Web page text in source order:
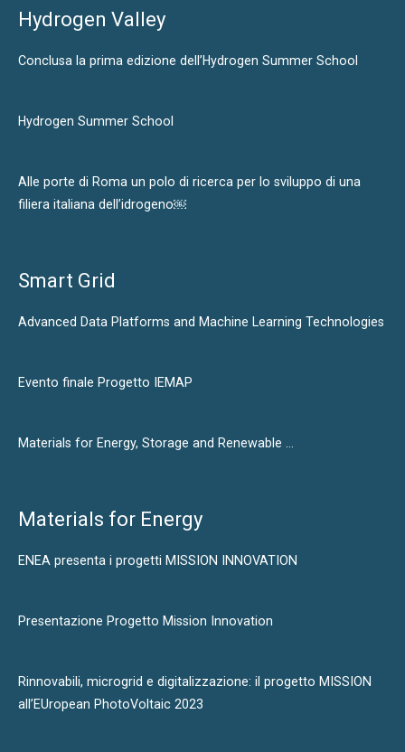
Hydrogen Valley
Conclusa la prima edizione dell’Hydrogen Summer School
Hydrogen Summer School
Alle porte di Roma un polo di ricerca per lo sviluppo di una
filiera italiana dell’idrogeno￼
Smart Grid
Advanced Data Platforms and Machine Learning Technologies
Evento finale Progetto IEMAP
Materials for Energy, Storage and Renewable …
Materials for Energy
ENEA presenta i progetti MISSION INNOVATION
Presentazione Progetto Mission Innovation
Rinnovabili, microgrid e digitalizzazione: il progetto MISSION
all’EUropean PhotoVoltaic 2023